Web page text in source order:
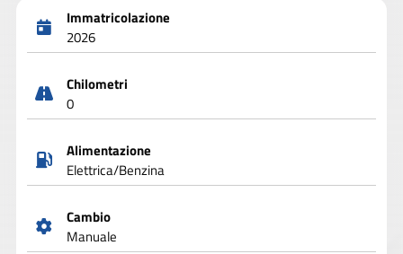
Immatricolazione
2026
Chilometri
0
Alimentazione
Elettrica/Benzina
Cambio
Manuale